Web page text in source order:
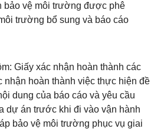
bảo vệ môi trường được phê
trường bổ sung và báo cáo
Giấy xác nhận hoàn thành các
hoàn thành việc thực hiện đề
dung của báo cáo và yêu cầu
dự án trước khi đi vào vận hành
bảo vệ môi trường phục vụ giai